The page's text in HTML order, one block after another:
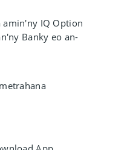
amin'ny IQ Option
Banky eo an-
Thailand ary